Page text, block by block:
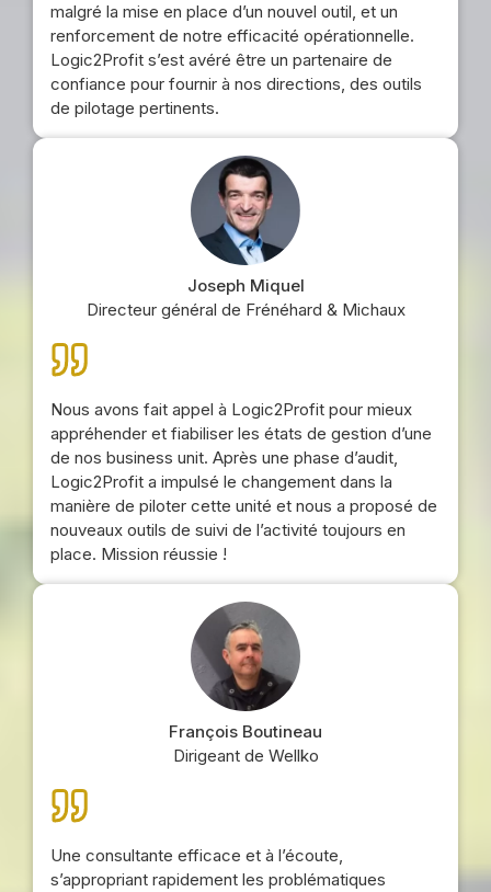
malgré la mise en place d’un nouvel outil, et un
renforcement de notre efficacité opérationnelle.
Logic2Profit s’est avéré être un partenaire de
confiance pour fournir à nos directions, des outils
de pilotage pertinents.
Joseph Miquel
Directeur général de Frénéhard & Michaux
Nous avons fait appel à Logic2Profit pour mieux
appréhender et fiabiliser les états de gestion d’une
de nos business unit. Après une phase d’audit,
Logic2Profit a impulsé le changement dans la
manière de piloter cette unité et nous a proposé de
nouveaux outils de suivi de l’activité toujours en
place. Mission réussie !
François Boutineau
Dirigeant de Wellko
Une consultante efficace et à l’écoute,
s’appropriant rapidement les problématiques